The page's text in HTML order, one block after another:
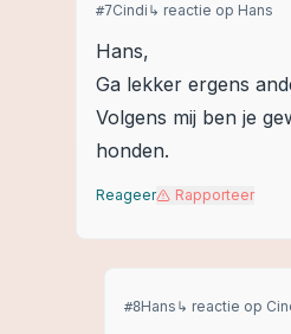
#7Cindi ↳ reactie op Hans
Hans,
Ga lekker ergens
Volgens mij ben je
honden.
Reageer Rapporteer
#8Hans ↳ reactie op